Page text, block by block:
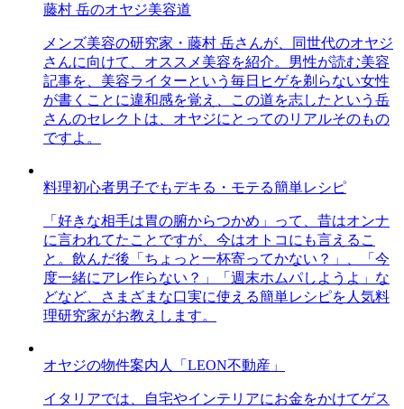
藤村 岳のオヤジ美容道
メンズ美容の研究家・藤村 岳さんが、同世代のオヤジ
さんに向けて、オススメ美容を紹介。男性が読む美容
記事を、美容ライターという毎日ヒゲを剃らない女性
が書くことに違和感を覚え、この道を志したという岳
さんのセレクトは、オヤジにとってのリアルそのもの
ですよ。
料理初心者男子でもデキる・モテる簡単レシピ
「好きな相手は胃の腑からつかめ」って、昔はオンナ
に言われてたことですが、今はオトコにも言えるこ
と。飲んだ後「ちょっと一杯寄ってかない？」、「今
度一緒にアレ作らない？」「週末ホムパしようよ」な
どなど、さまざまな口実に使える簡単レシピを人気料
理研究家がお教えします。
オヤジの物件案内人「LEON不動産」
イタリアでは、自宅やインテリアにお金をかけてゲス